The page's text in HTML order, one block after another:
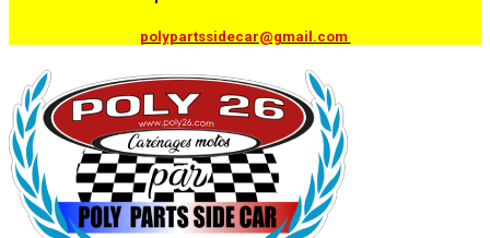
polypartssidecar@gmail.com